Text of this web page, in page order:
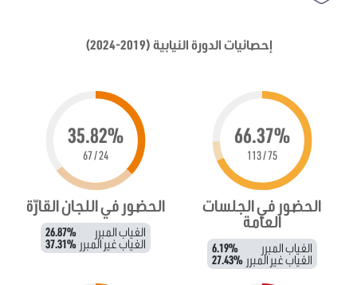
إحصائيات الدورة النيابية (2019-2024)
66.37%
75 / 113
الحضور في الجلسات
العامة
الغياب المبرر 6.19%
الغياب غير المبرر 27.43%
35.82%
24 / 67
الحضور في اللجان القارّة
الغياب المبرر 26.87%
الغياب غير المبرر 37.31%